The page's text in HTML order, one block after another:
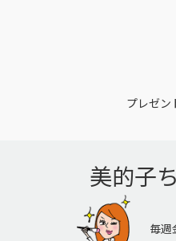
プレゼン
美的子
毎週